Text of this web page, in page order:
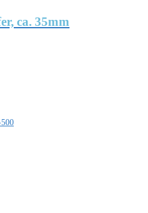
ca. 35mm